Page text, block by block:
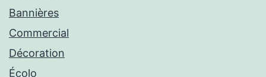
Bannières
Commercial
Décoration
Écolo